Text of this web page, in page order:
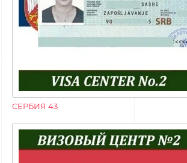
СЕРБИЯ 43